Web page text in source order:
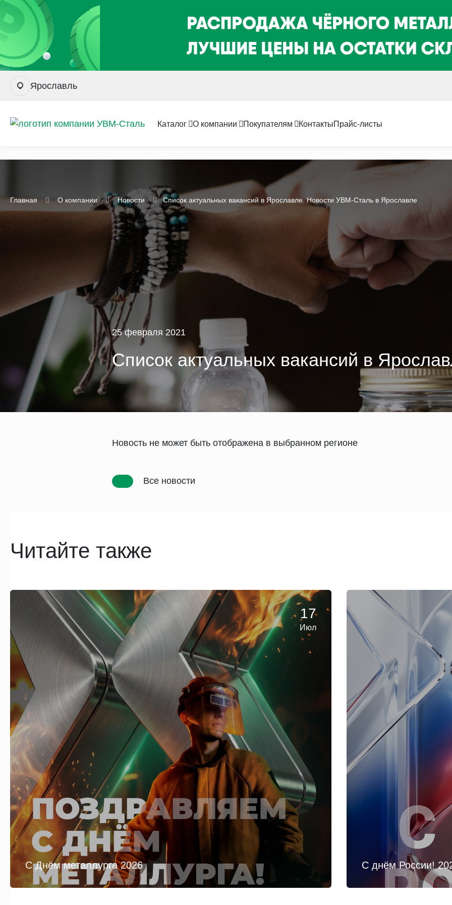
Ярославль
Каталог О компании Покупателям КонтактыПрайс-листы
Главная О компании Новости Список актуальных вакансий в Ярославле. Новости УВМ-Сталь в Ярославле
25 февраля 2021
Список актуальных вакансий в
Новость не может быть отображена в выбранном регионе
Все новости
Читайте также
17
Июл
С Днём металлурга 2026 С днём России!